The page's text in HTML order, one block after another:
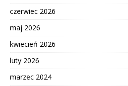
czerwiec 2026
maj 2026
kwiecień 2026
luty 2026
marzec 2024